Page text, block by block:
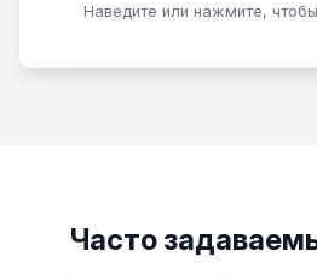
Наведите или нажмите,
Скачать
Часто